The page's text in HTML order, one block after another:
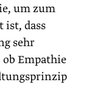
um zum
ist, dass
sehr
Empathie